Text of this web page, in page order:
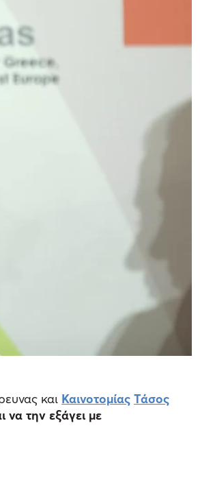
και Καινοτομίας Τάσος
να την εξάγει με